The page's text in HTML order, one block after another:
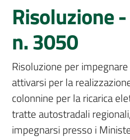
Per
i
media
Per
i
Risoluzione
n. 3050
Risoluzione per
attivarsi per la
colonnine per la ricarica
tratte autostradali
impegnarsi presso i